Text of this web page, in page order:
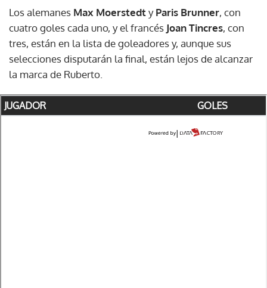
Los alemanes Max MoerstedtyParis Brunner, con
cuatro goles cada uno, y el francés Joan Tincres, con
tres, están en la lista de goleadores y, aunque sus
selecciones disputarán la final, están lejos de alcanzar
la marca de Ruberto.